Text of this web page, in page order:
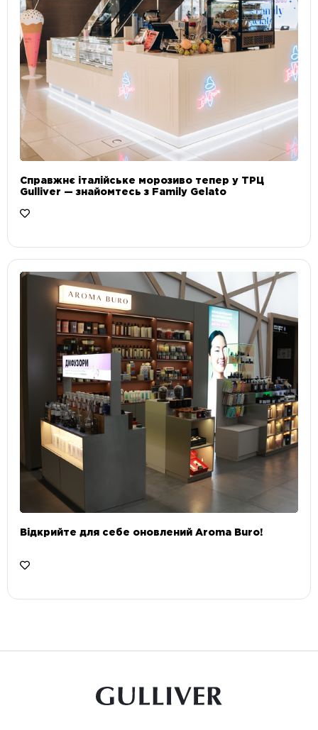
Справжнє італійське морозиво тепер у ТРЦ
Gulliver — знайомтесь з Family Gelato
Відкрийте для себе оновлений Aroma Buro! ⠀